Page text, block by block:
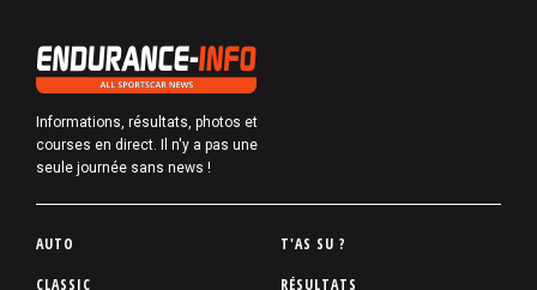
Informations, résultats, photos et
courses en direct. Il n'y a pas une
seule journée sans news !
P
AUTO
CLASSIC
T'AS SU ?
RÉSULTATS